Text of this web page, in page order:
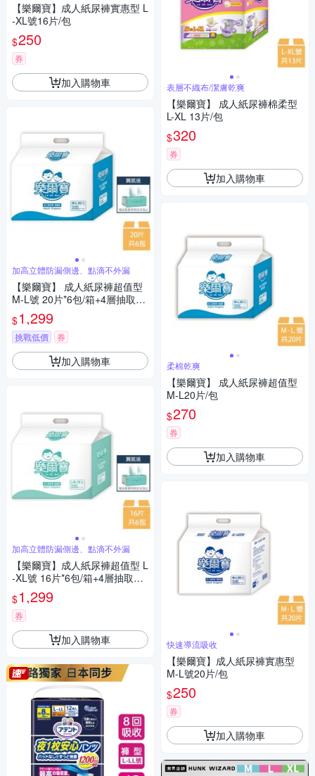
【樂爾寶】成人紙尿褲實惠型 L
-XL號16片/包
$250
券
加入購物車
加高立體防漏側邊、點滴不外漏
【樂爾寶】 成人紙尿褲超值型
M-L號 20片*6包/箱+4層抽取衛
生紙*2包
$1,299
挑戰低價 券
加入購物車
加高立體防漏側邊、點滴不外漏
【樂爾寶】成人紙尿褲超值型 L
-XL號 16片*6包/箱+4層抽取衛
生紙*2包
$1,299
券
加入購物車
表層不織布/潔膚乾爽
【樂爾寶】 成人紙尿褲棉柔型
L-XL 13片/包
$320
券
加入購物車
柔棉乾爽
【樂爾寶】 成人紙尿褲超值型
M-L20片/包
$270
券
加入購物車
快速導流吸收
【樂爾寶】成人紙尿褲實惠型
M-L號20片/包
$250
券
加入購物車